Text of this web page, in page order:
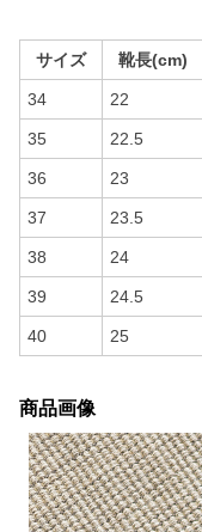
サイズ 靴長(cm)
34 22
35 22.5
36 23
37 23.5
38 24
39 24.5
40 25
商品画像